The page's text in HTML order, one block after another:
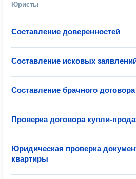
Юристы
Составление доверенностей
Составление исковых
Составление брачного договора
Проверка договора купли-
Юридическая проверка
квартиры